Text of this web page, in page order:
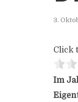
3.
Click
Im